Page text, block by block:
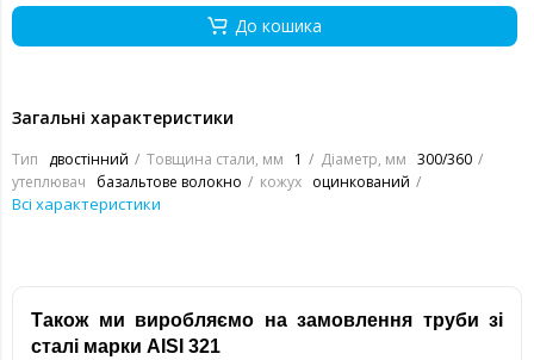
До кошика
Загальні характеристики
Тип двостінний Товщина стали, мм 1 Діаметр, мм 300/360
утеплювач
базальтове волокно кожух оцинкований
Всі характеристики
Також ми виробляємо на замовлення труби зі
сталі марки AISI 321